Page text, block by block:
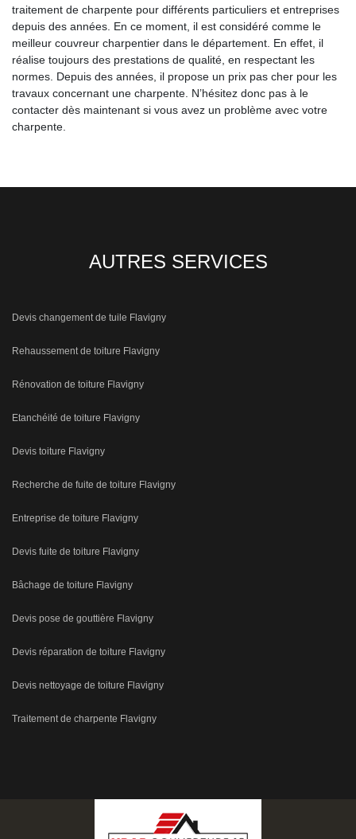
traitement de charpente pour différents particuliers et entreprises
depuis des années. En ce moment, il est considéré comme le
meilleur couvreur charpentier dans le département. En effet, il
réalise toujours des prestations de qualité, en respectant les
normes. Depuis des années, il propose un prix pas cher pour les
travaux concernant une charpente. N’hésitez donc pas à le
contacter dès maintenant si vous avez un problème avec votre
charpente.
AUTRES SERVICES
Devis changement de tuile Flavigny
Rehaussement de toiture Flavigny
Rénovation de toiture Flavigny
Etanchéité de toiture Flavigny
Devis toiture Flavigny
Recherche de fuite de toiture Flavigny
Entreprise de toiture Flavigny
Devis fuite de toiture Flavigny
Bâchage de toiture Flavigny
Devis pose de gouttière Flavigny
Devis réparation de toiture Flavigny
Devis nettoyage de toiture Flavigny
Traitement de charpente Flavigny